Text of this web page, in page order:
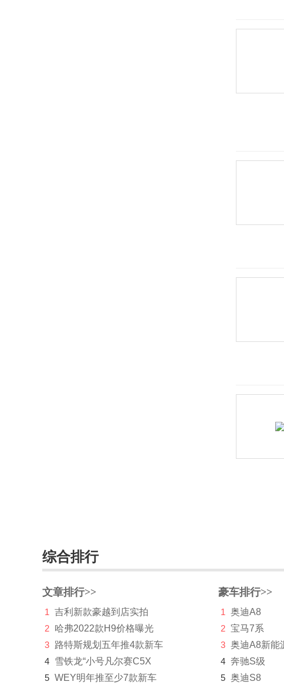
捷豹
捷尼赛思
捷途
几何汽车
极氪
综合排行
文章排行>>
1
吉利新款豪越到店实拍
2 哈弗2022款H9价格曝光
3 路特斯规划五年推4款新车
4 雪铁龙“小号凡尔赛C5X
5 WEY明年推至少7款新车
豪车排行>>
1 奥迪A8
2 宝马7系
3 奥迪A8新能
4 奔驰S级
5 奥迪S8